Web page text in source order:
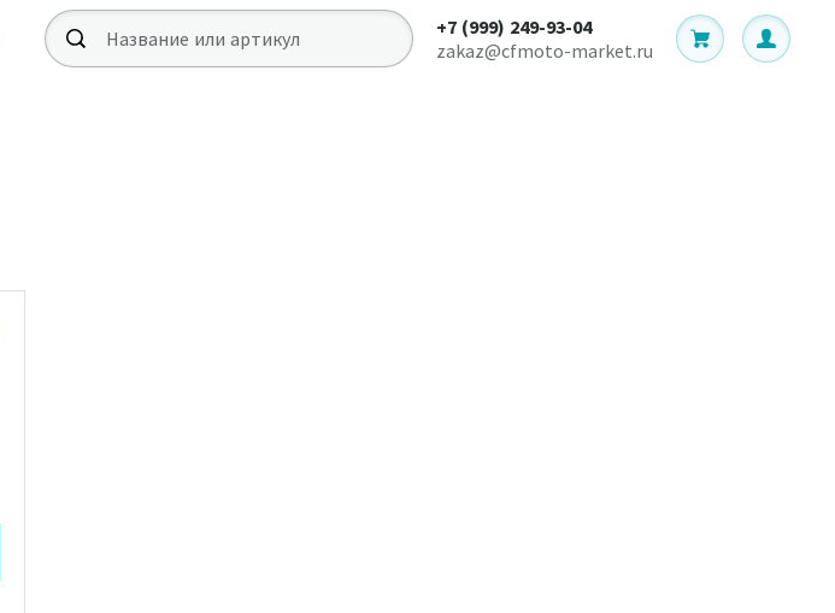
+7 (999) 249-93-04
zakaz@cfmoto-market.ru